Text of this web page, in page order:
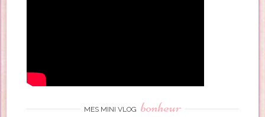
MES MINI VLOG bonheur